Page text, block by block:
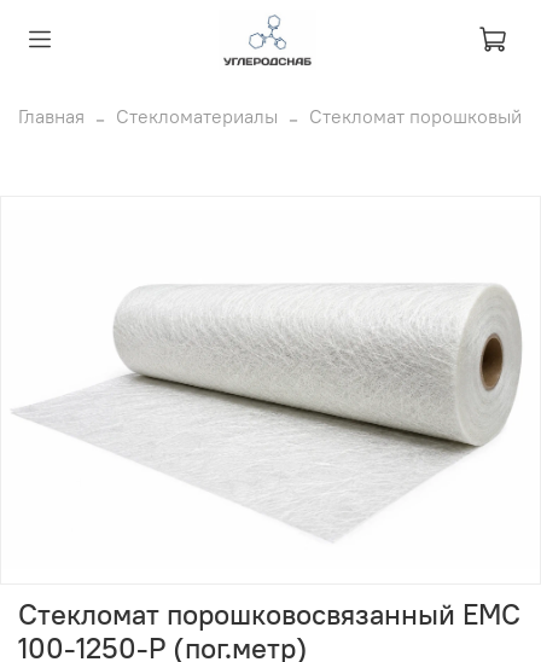
Главная Стекломатериалы Стекломат порошковый
Стекломат порошковосвязанный ЕМС
100-1250-Р (пог.метр)